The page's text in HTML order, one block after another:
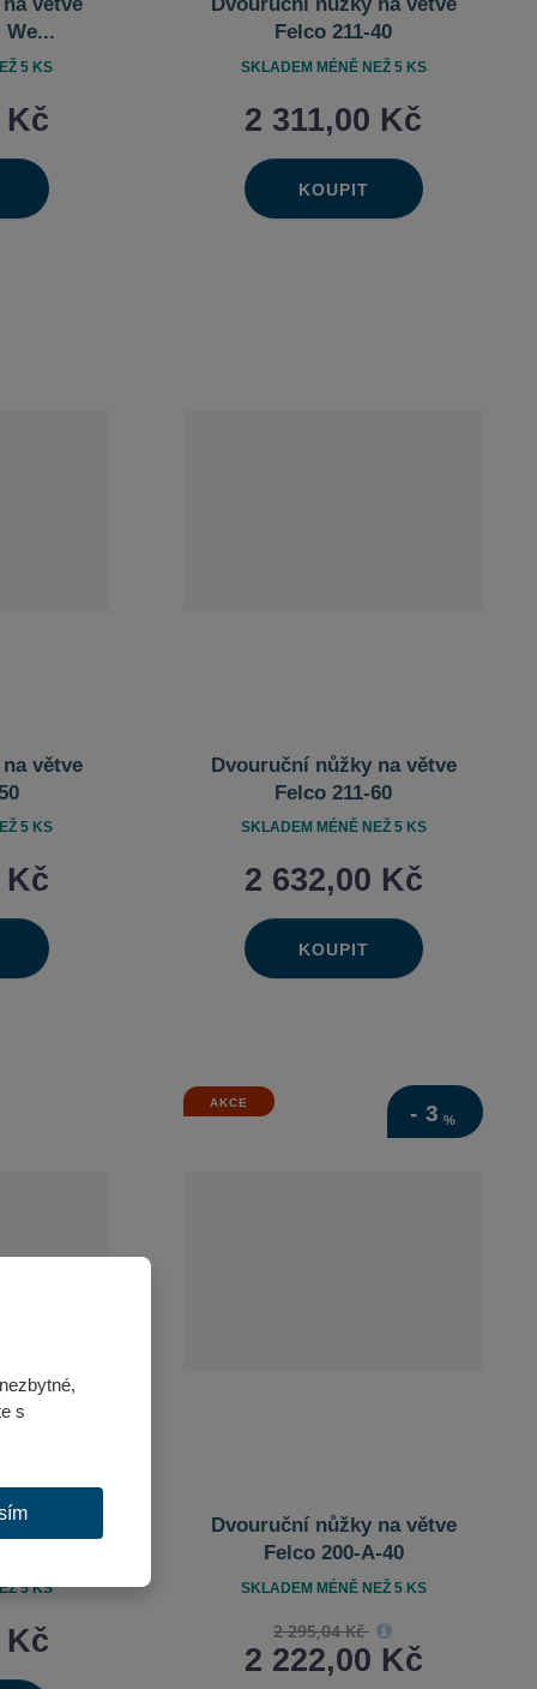
s
We...
Kč
5 KS
Felco 211-40
2 311,00 Kč
Změnit
Navýšit
množství
Snížit
Ks
KOUPIT
SKLADEM MÉNĚ NEŽ 5 KS
větve
Kč
5 KS
Dvouruční nůžky na větve
Felco 211-60
2 632,00 Kč
Změnit
Navýšit
množství
Snížit
Ks
KOUPIT
SKLADEM MÉNĚ NEŽ 5 KS
větve
Kč
5 KS
- 3%
AKCE
Dvouruční nůžky na větve
Felco 200-A-40
2 295,04 Kč
2 222,00 Kč
SKLADEM MÉNĚ NEŽ 5 KS